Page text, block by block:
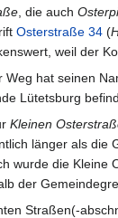
, die auch
Osterstraße 34 (
weil der
Weg hat seinen
Lütetsburg
Kleinen
länger als die
wurde die Kleine
der
Straßen(-